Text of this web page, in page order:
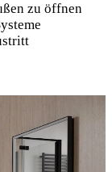
zu öffnen